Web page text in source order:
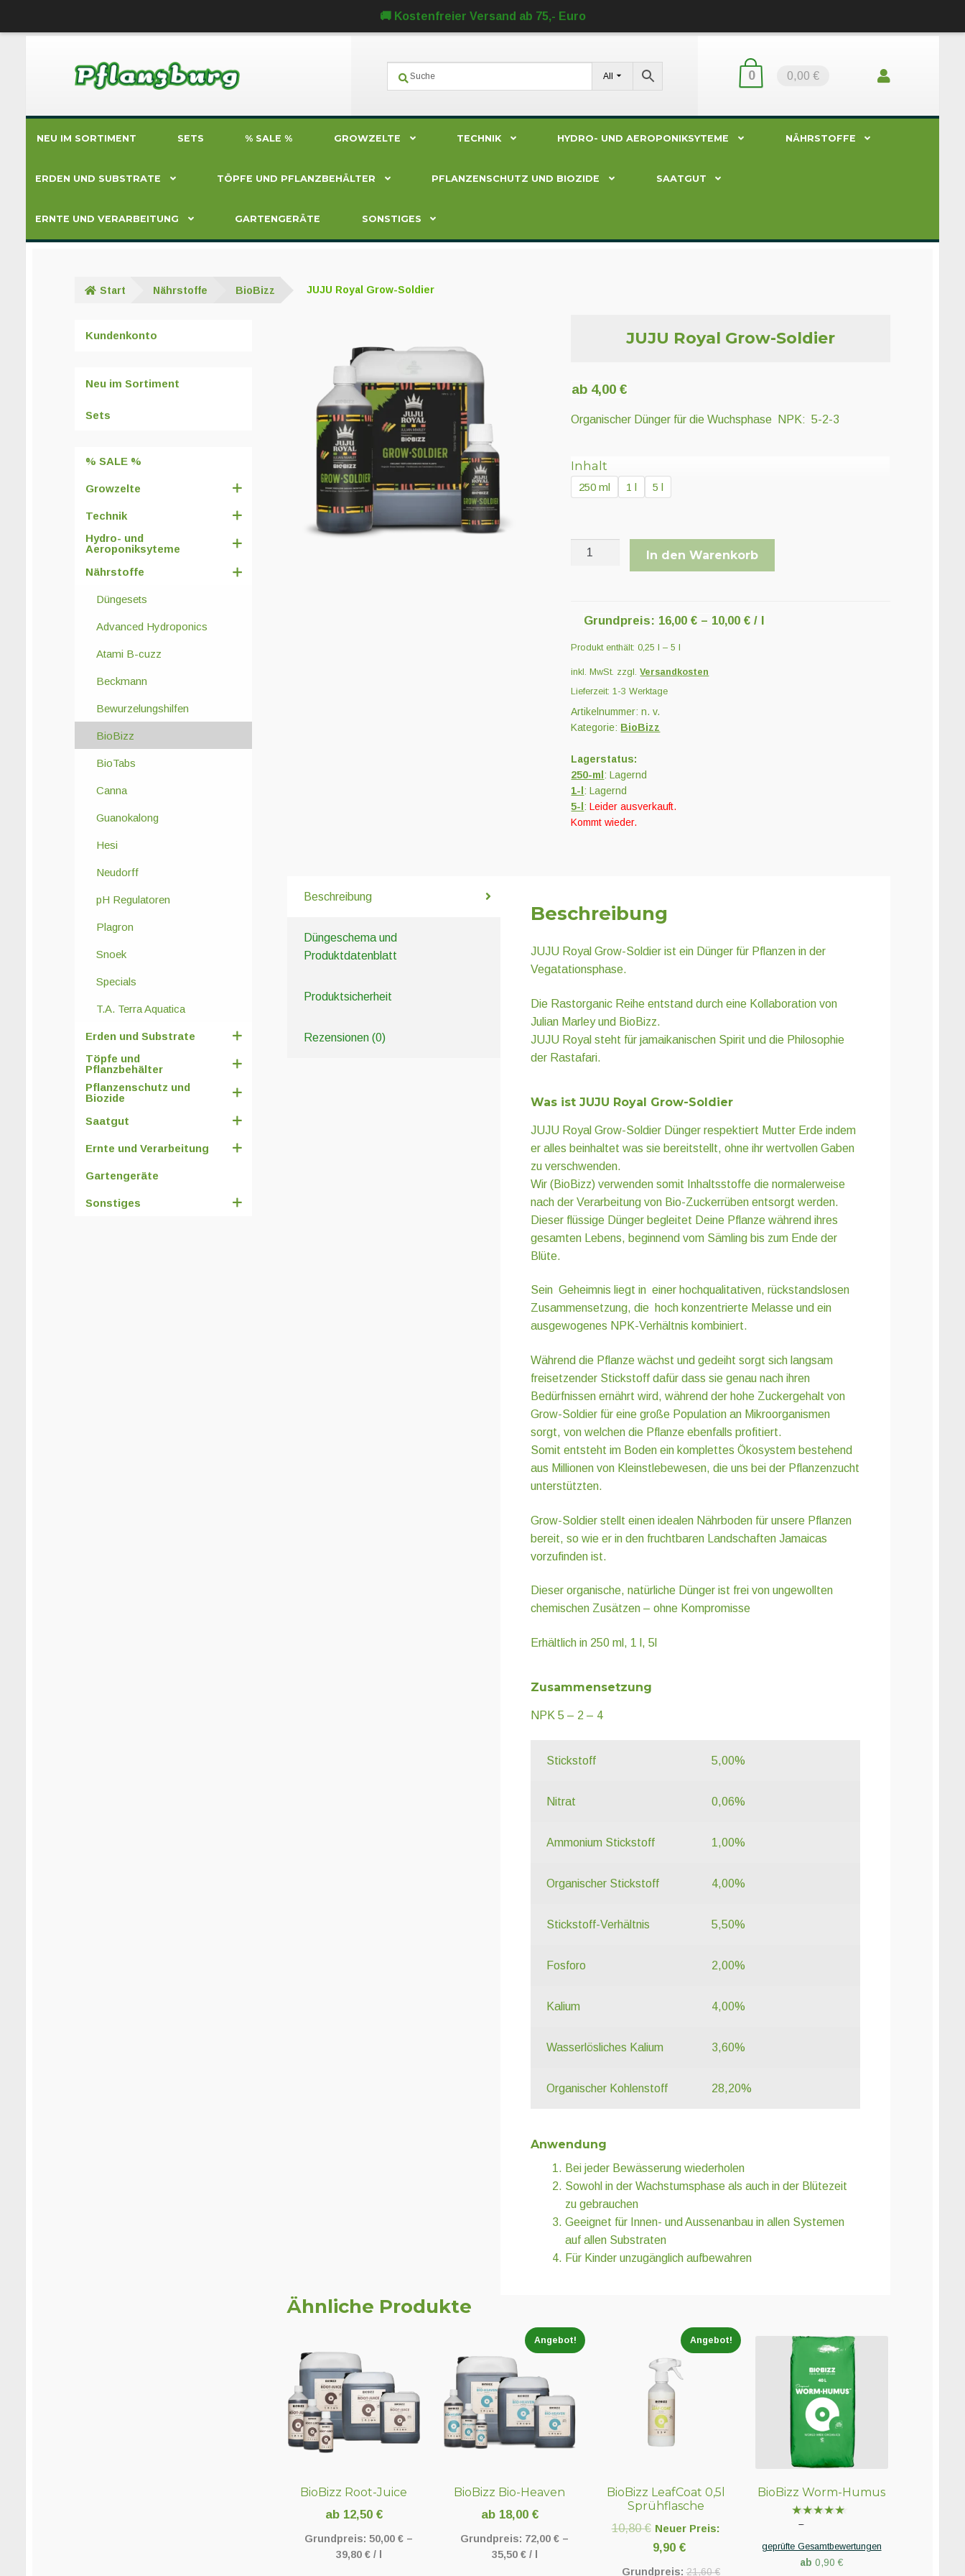
🚚 Kostenfreier Versand ab 75,- Euro
Navigation
All 0 0,00 €
NEU IM SORTIMENT SETS % SALE % GROWZELTE TECHNIK HYDRO- UND AEROPONIKSYTEME NÄHRSTOFFE
ERDEN UND SUBSTRATE TÖPFE UND PFLANZBEHÄLTER PFLANZENSCHUTZ UND BIOZIDE SAATGUT
ERNTE UND VERARBEITUNG GARTENGERÄTE SONSTIGES
Start Nährstoffe BioBizz JUJU Royal Grow-Soldier
JUJU Royal Grow-Soldier
ab 4,00€
Organischer Dünger für die Wuchsphase NPK: 5-2-3
Inhalt
250 ml 1 l 5 l
JUJU
Menge
In den Warenkorb
Grundpreis: 16,00 € – 10,00 € /
Produkt enthält: 0,25 – 5
inkl. MwSt. zzgl.Versandkosten
Lieferzeit:1-3 Werktage
Artikelnummer:n. v.
Kategorie: BioBizz
Lagerstatus:
250-ml : Lagernd
1-l : Lagernd
5-l :Leider ausverkauft.
Kommt wieder.
Beschreibung
Düngeschema und
Produktdatenblatt
Produktsicherheit
Rezensionen (0)
Beschreibung
JUJU Royal Grow-Soldier ist ein Dünger für Pflanzen in der
Vegatationsphase.
Die Rastorganic Reihe entstand durch eine Kollaboration von
Julian Marley und BioBizz.
JUJU Royal steht für jamaikanischen Spirit und die Philosophie
der Rastafari.
Was ist JUJU Royal Grow-Soldier
JUJU Royal Grow-Soldier Dünger respektiert Mutter Erde indem
er alles beinhaltet was sie bereitstellt, ohne ihr wertvollen Gaben
zu verschwenden.
Wir (BioBizz) verwenden somit Inhaltsstoffe die normalerweise
nach der Verarbeitung von Bio-Zuckerrüben entsorgt werden.
Dieser flüssige Dünger begleitet Deine Pflanze während ihres
gesamten Lebens, beginnend vom Sämling bis zum Ende der
Blüte.
Sein Geheimnis liegt in einer hochqualitativen, rückstandslosen
Zusammensetzung, die hoch konzentrierte Melasse und ein
ausgewogenes NPK-Verhältnis kombiniert.
Während die Pflanze wächst und gedeiht sorgt sich langsam
freisetzender Stickstoff dafür dass sie genau nach ihren
Bedürfnissen ernährt wird, während der hohe Zuckergehalt von
Grow-Soldier für eine große Population an Mikroorganismen
sorgt, von welchen die Pflanze ebenfalls profitiert.
Somit entsteht im Boden ein komplettes Ökosystem bestehend
aus Millionen von Kleinstlebewesen, die uns bei der Pflanzenzucht
unterstützten.
Grow-Soldier stellt einen idealen Nährboden für unsere Pflanzen
bereit, so wie er in den fruchtbaren Landschaften Jamaicas
vorzufinden ist.
Dieser organische, natürliche Dünger ist frei von ungewollten
chemischen Zusätzen – ohne Kompromisse
Erhältlich in 250 ml, 1 l, 5l
Zusammensetzung
NPK 5 – 2 – 4
Stickstoff 5,00%
Nitrat 0,06%
Ammonium Stickstoff 1,00%
Organischer Stickstoff 4,00%
Stickstoff-Verhältnis 5,50%
Fosforo 2,00%
Kalium 4,00%
Wasserlösliches Kalium 3,60%
Organischer Kohlenstoff 28,20%
Anwendung
Bei jeder Bewässerung wiederholen
Sowohl in der Wachstumsphase als auch in der Blütezeit
zu gebrauchen
Geeignet für Innen- und Aussenanbau in allen Systemen
auf allen Substraten
Für Kinder unzugänglich aufbewahren
Ähnliche Produkte
BioBizz Root-Juice
ab 12,50 €
Grundpreis:50,00€ –
39,80 €/
BioBizz Bio-Heaven
Angebot!
ab 18,00 €
Grundpreis: 72,00€ –
35,50 €/
BioBizz LeafCoat 0,5l
Sprühflasche
Angebot!
10,80€ Ursprünglicher
Preis
war:
Neuer Preis:
9,90€Aktueller
Preis
Grundpreis:21,60€
BioBizz Worm-Humus
Bewertet
mit
5.00
von 5
geprüfte Gesamtbewertungen
ab 0,90€
Kundenkonto
Neu im Sortiment
Sets
% SALE %
Growzelte
Technik
Hydro- und
Aeroponiksyteme
Nährstoffe
Düngesets
Advanced Hydroponics
Atami B-cuzz
Beckmann
Bewurzelungshilfen
BioBizz
BioTabs
Canna
Guanokalong
Hesi
Neudorff
pH Regulatoren
Plagron
Snoek
Specials
T.A. Terra Aquatica
Erden und Substrate
Töpfe und
Pflanzbehälter
Pflanzenschutz und
Biozide
Saatgut
Ernte und Verarbeitung
Gartengeräte
Sonstiges